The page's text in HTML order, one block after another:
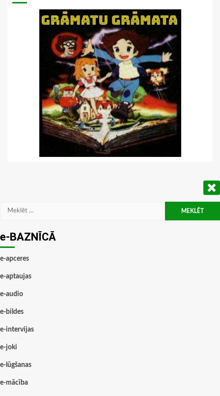
Meklēt:
e-BAZNĪCĀ
e-apceres
e-aptaujas
e-audio
e-bildes
e-intervijas
e-joki
e-lūgšanas
e-mācība